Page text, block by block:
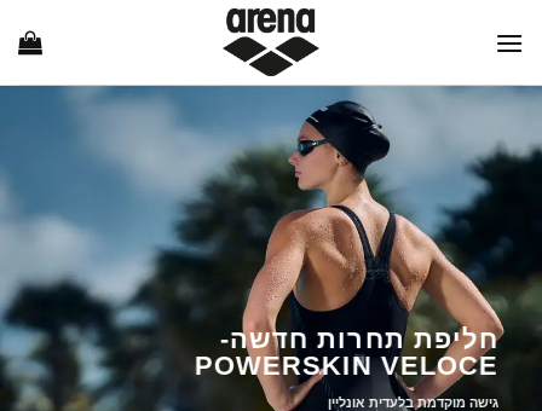
חליפת תחרות חדשה-
POWERSKIN VELOCE
גישה מוקדמת בלעדית אונליין